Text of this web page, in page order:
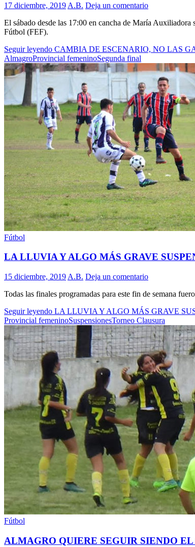
17 diciembre, 2019 A.B. Deja un comentario
El sábado desde las 17:00 en cancha de María
Fútbol (FEF).
Seguir leyendo CAMBIA DE ESCENARIO, NO LAS
AlmagroProvincial femeninoSegunda final
Fútbol
LA LLUVIA Y ALGO MÁS GRAVE
15 diciembre, 2019 A.B. Deja un comentario
Todas las finales programadas para este fin de semana
Seguir leyendo LA LLUVIA Y ALGO MÁS GRAVE
Provincial femeninoSuspensionesTorneo Clausura
Fútbol
ALMAGRO QUIERE SEGUIR SIENDO